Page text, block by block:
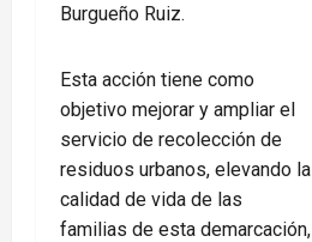
Burgueño Ruiz.
Esta acción tiene como
objetivo mejorar y ampliar el
servicio de recolección de
residuos urbanos, elevando la
calidad de vida de las
familias de esta demarcación,